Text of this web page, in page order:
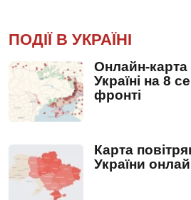
ПОДІЇ В УКРАЇНІ
Онлайн-карта
Україні на 8
фронті
Карта
України